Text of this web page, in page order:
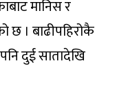
मानिस र
छ । बाढीपहिरोकै
दुई सातादेखि